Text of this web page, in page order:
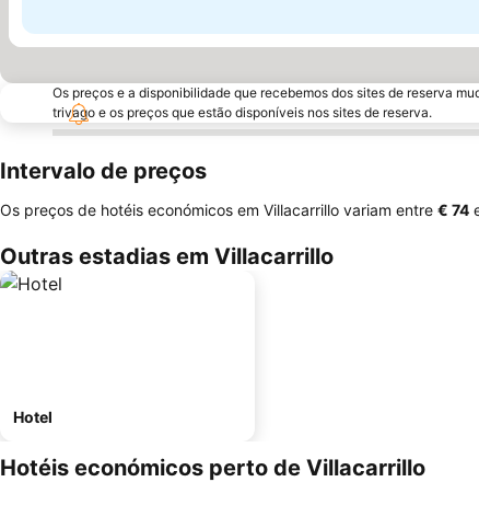
Os preços e a disponibilidade que recebemos dos sites de reserva
trivago e os preços que estão disponíveis nos sites de reserva.
Intervalo de preços
Os preços de hotéis económicos em Villacarrillo variam entre ‎€ 74
Outras estadias em Villacarrillo
Hotel
Hotéis económicos perto de Villacarrillo